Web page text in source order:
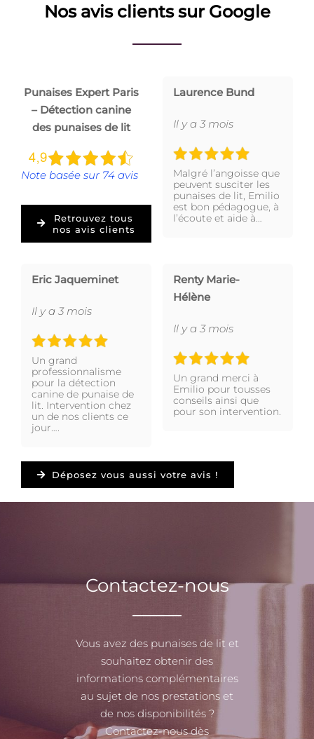
Nos avis clients sur Google
Punaises Expert Paris
– Détection canine
des punaises de lit
Note basée sur 74 avis
Retrouvez tous
nos avis clients
Laurence Bund
Il y a 3 mois
Malgré l’angoisse que
peuvent susciter les
punaises de lit, Emilio
est bon pédagogue, à
l’écoute et aide à…
Eric Jaqueminet
Il y a 3 mois
Un grand
professionnalisme
pour la détection
canine de punaise de
lit. Intervention chez
un de nos clients ce
jour….
Renty Marie-
Hélène
Il y a 3 mois
Un grand merci à
Emilio pour tousses
conseils ainsi que
pour son intervention.
Déposez vous aussi votre avis !
Contactez-nous
Vous avez des punaises de lit et
souhaitez obtenir des
informations complémentaires
au sujet de nos prestations et
de nos disponibilités ?
Contactez-nous dès